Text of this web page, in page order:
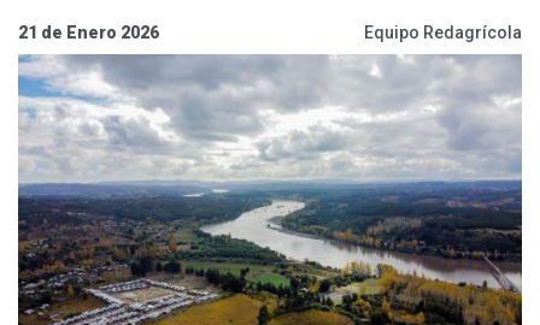
21 de Enero 2026 Equipo Redagrícola